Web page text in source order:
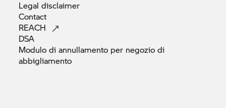
Legaldisclaimer
Contact
REACH
DSA
Modulo di annullamento per negozio di
abbigliamento